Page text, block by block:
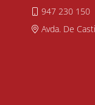
947 230 150
Avda. De